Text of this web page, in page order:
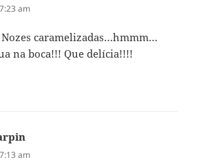
am
Nozes caramelizadas…hmmm…
na boca!!! Que delícia!!!!
am